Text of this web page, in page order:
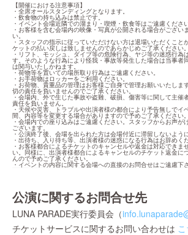
【開催における注意事項】
・全席オールスタンディングとなります。
・飲食物の持ち込みは禁止です。
・イベント会場近隣での溜まり・喫煙・飲食等はご遠慮ください
・お客様を含む会場内の映像・写真が公開される場合がござい
い。
・スタッフの指示に従っていただけない方は退場いただくこと
ケットの払い戻しは致しませんのであらかじめご了承ください。
・リフト、モッシュ、ダイブ等の危険行為、ヤジ等の迷惑行為
す。そのような行為により怪我・事故等発生した場合は当事者
は関与いたしかねます。
・荷物等を置いての場所取り行為はご遠慮ください。
・お手荷物はロッカーをご利用ください。
・お荷物、貴重品の管理はお客様ご自身で管理お願いいたしま
切の責任を負いませんのでご了承ください。
・会場内、外で生じた事故や盗難、破損、傷害等に関して主催
責任を負いません。
・天候や災害、トラブルや出演者様の都合により予告無しでイ
間、内容等を変更する場合がありますので予めご了承ください。
・会場内での座り込みはご遠慮ください。スタッフからお声が
ございます。
・公演終了後、会場を出られた方は会場付近に滞留しないよう
・出待ち、入り待ち等、出演者様の迷惑になる行為はお辞めくだ
・お客様都合によるチケットのキャンセルや返金は対応できま
い。同様に、出演者様都合によるキャンセルのチケット返金に
んので予めご了承ください。
・イベントの内容に関する会場への直接のお問合せはご遠慮下さ
公演に関するお問合せ先
LUNA PARADE実行委員会（
チケットサービスに関するお問い合わせは